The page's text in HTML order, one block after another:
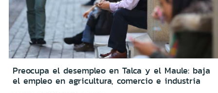
Preocupa el desempleo en Talca y el Maule: baja
el empleo en agricultura, comercio e industria